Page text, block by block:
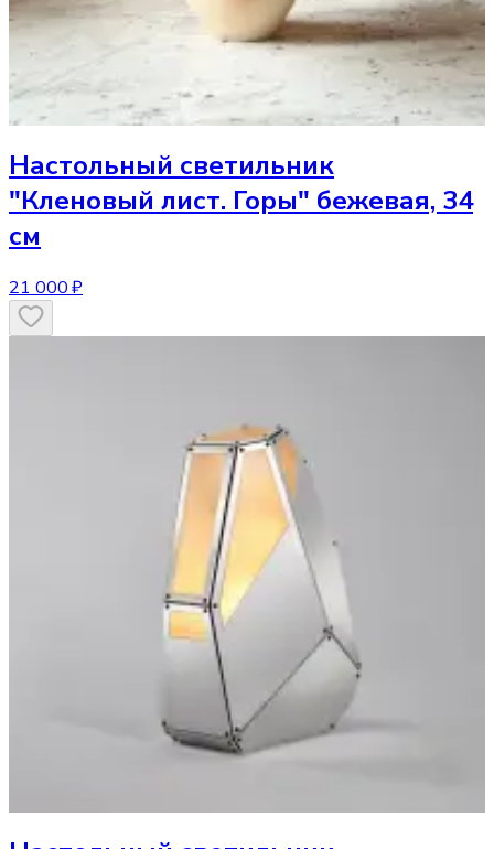
Настольный светильник
"Кленовый лист. Горы" бежевая, 34
см
21 000 ₽